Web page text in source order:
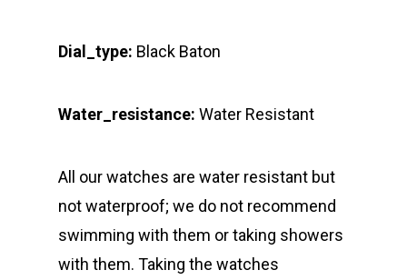
Dial_type: Black Baton
Water_resistance: Water Resistant
All our watches are water resistant but
not waterproof; we do not recommend
swimming with them or taking showers
with them. Taking the watches